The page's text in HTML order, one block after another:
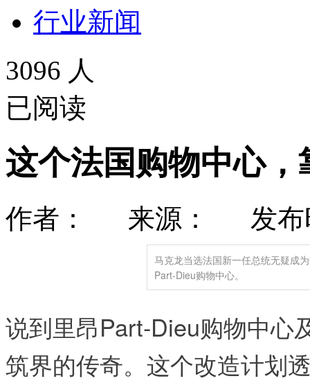
行业新闻
3096 人
已阅读
这个法国购物中心
作者： 来源： 发布时
马克龙当选法国新一任总统无疑成
Part-Dieu购物中心。
说到里昂Part-Dieu购物中心
筑界的传奇。这个改造计划